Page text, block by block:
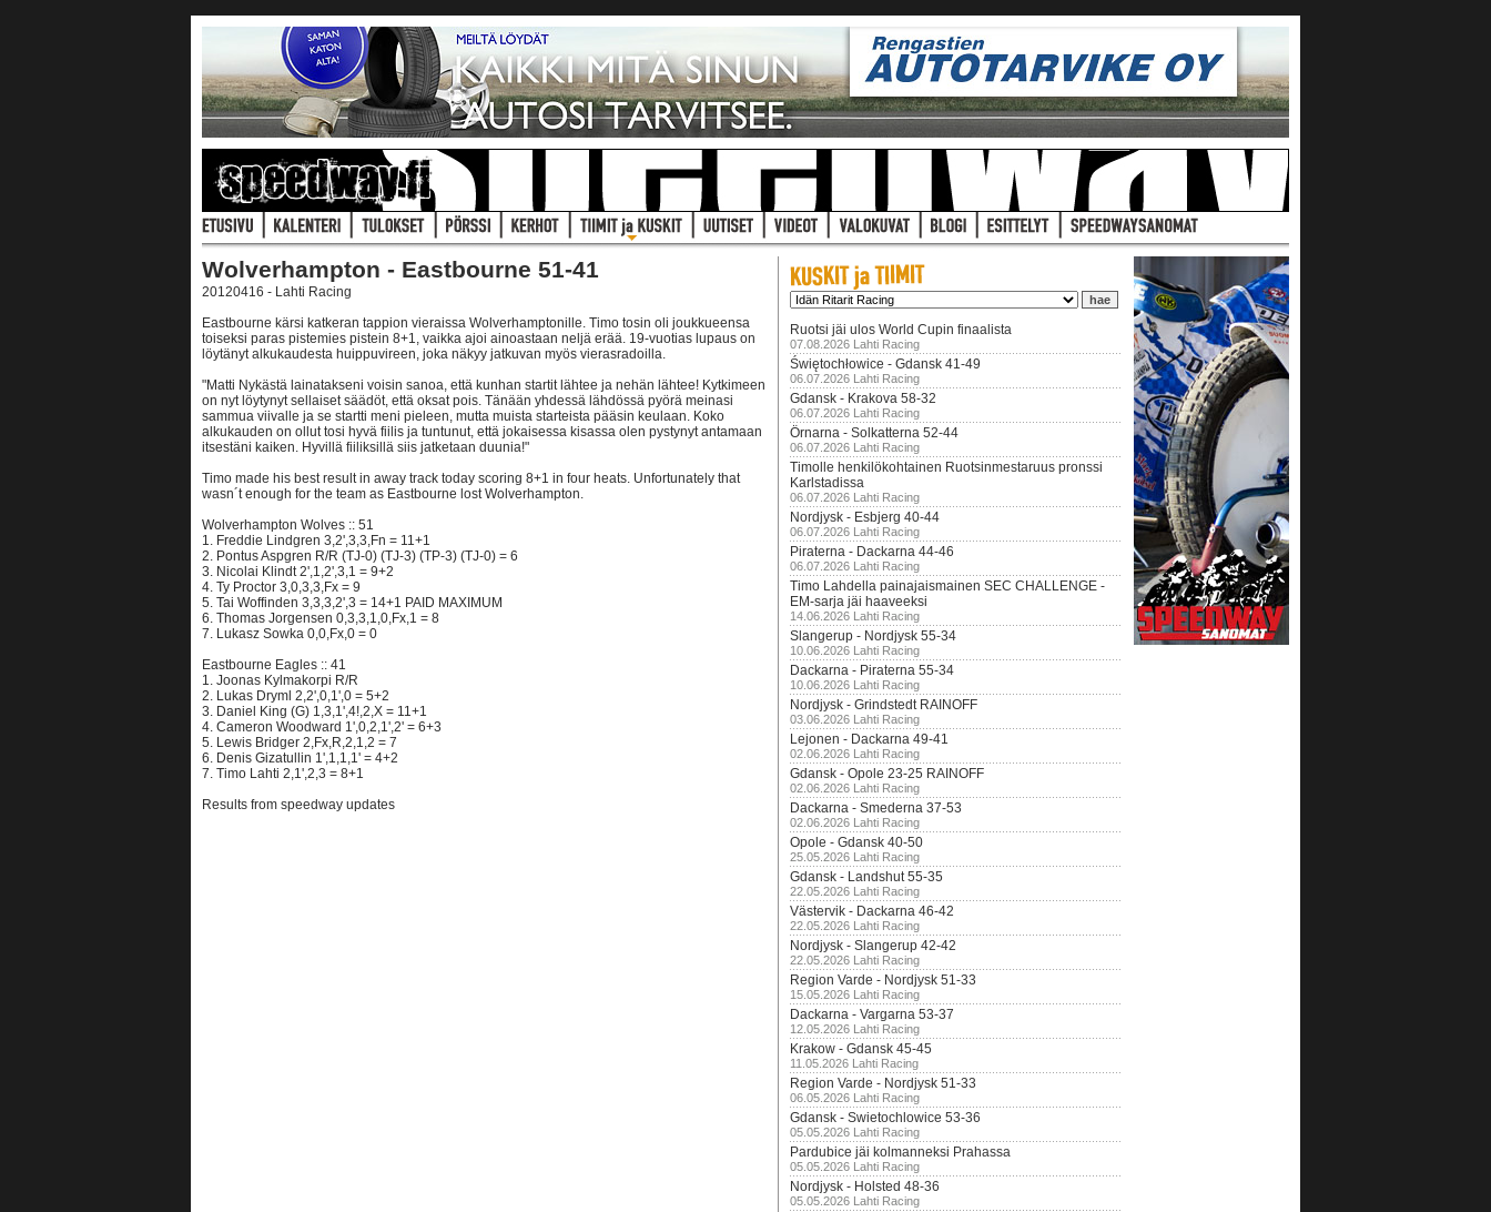
Wolverhampton - Eastbourne 51-41
20120416 - Lahti Racing
Eastbourne kärsi katkeran tappion vieraissa Wolverhamptonille. Timo tosin oli joukkueensa
toiseksi paras pistemies pistein 8+1, vaikka ajoi ainoastaan neljä erää. 19-vuotias lupaus on
löytänyt alkukaudesta huippuvireen, joka näkyy jatkuvan myös vierasradoilla.
"Matti Nykästä lainatakseni voisin sanoa, että kunhan startit lähtee ja nehän lähtee! Kytkimeen
on nyt löytynyt sellaiset säädöt, että oksat pois. Tänään yhdessä lähdössä pyörä meinasi
sammua viivalle ja se startti meni pieleen, mutta muista starteista pääsin keulaan. Koko
alkukauden on ollut tosi hyvä fiilis ja tuntunut, että jokaisessa kisassa olen pystynyt antamaan
itsestäni kaiken. Hyvillä fiiliksillä siis jatketaan duunia!"
Timo made his best result in away track today scoring 8+1 in four heats. Unfortunately that
wasn´t enough for the team as Eastbourne lost Wolverhampton.
Wolverhampton Wolves :: 51
1. Freddie Lindgren 3,2',3,3,Fn = 11+1
2. Pontus Aspgren R/R (TJ-0) (TJ-3) (TP-3) (TJ-0) = 6
3. Nicolai Klindt 2',1,2',3,1 = 9+2
4. Ty Proctor 3,0,3,3,Fx = 9
5. Tai Woffinden 3,3,3,2',3 = 14+1 PAID MAXIMUM
6. Thomas Jorgensen 0,3,3,1,0,Fx,1 = 8
7. Lukasz Sowka 0,0,Fx,0 = 0
Eastbourne Eagles :: 41
1. Joonas Kylmakorpi R/R
2. Lukas Dryml 2,2',0,1',0 = 5+2
3. Daniel King (G) 1,3,1',4!,2,X = 11+1
4. Cameron Woodward 1',0,2,1',2' = 6+3
5. Lewis Bridger 2,Fx,R,2,1,2 = 7
6. Denis Gizatullin 1',1,1,1' = 4+2
7. Timo Lahti 2,1',2,3 = 8+1
Results from speedway updates
Ruotsi jäi ulos World Cupin finaalista
07.08.2026 Lahti Racing
Świętochłowice - Gdansk 41-49
06.07.2026 Lahti Racing
Gdansk - Krakova 58-32
06.07.2026 Lahti Racing
Örnarna - Solkatterna 52-44
06.07.2026 Lahti Racing
Timolle henkilökohtainen Ruotsinmestaruus pronssi
Karlstadissa
06.07.2026 Lahti Racing
Nordjysk - Esbjerg 40-44
06.07.2026 Lahti Racing
Piraterna - Dackarna 44-46
06.07.2026 Lahti Racing
Timo Lahdella painajaismainen SEC CHALLENGE -
EM-sarja jäi haaveeksi
14.06.2026 Lahti Racing
Slangerup - Nordjysk 55-34
10.06.2026 Lahti Racing
Dackarna - Piraterna 55-34
10.06.2026 Lahti Racing
Nordjysk - Grindstedt RAINOFF
03.06.2026 Lahti Racing
Lejonen - Dackarna 49-41
02.06.2026 Lahti Racing
Gdansk - Opole 23-25 RAINOFF
02.06.2026 Lahti Racing
Dackarna - Smederna 37-53
02.06.2026 Lahti Racing
Opole - Gdansk 40-50
25.05.2026 Lahti Racing
Gdansk - Landshut 55-35
22.05.2026 Lahti Racing
Västervik - Dackarna 46-42
22.05.2026 Lahti Racing
Nordjysk - Slangerup 42-42
22.05.2026 Lahti Racing
Region Varde - Nordjysk 51-33
15.05.2026 Lahti Racing
Dackarna - Vargarna 53-37
12.05.2026 Lahti Racing
Krakow - Gdansk 45-45
11.05.2026 Lahti Racing
Region Varde - Nordjysk 51-33
06.05.2026 Lahti Racing
Gdansk - Swietochlowice 53-36
05.05.2026 Lahti Racing
Pardubice jäi kolmanneksi Prahassa
05.05.2026 Lahti Racing
Nordjysk - Holsted 48-36
05.05.2026 Lahti Racing